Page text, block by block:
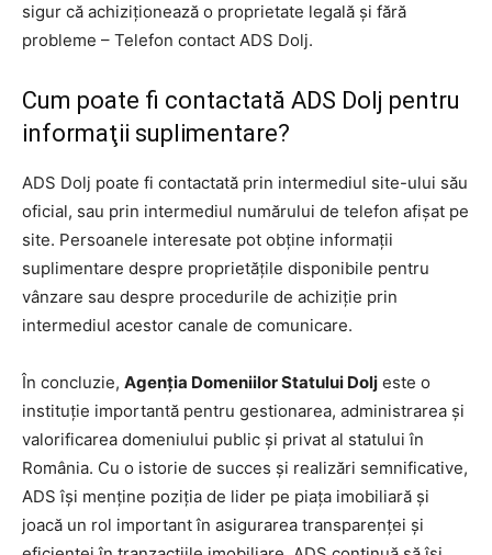
sigur că achiziţionează o proprietate legală şi fără
probleme – Telefon contact ADS Dolj.
Cum poate fi contactată ADS Dolj pentru
informaţii suplimentare?
ADS Dolj poate fi contactată prin intermediul site-ului său
oficial, sau prin intermediul numărului de telefon afişat pe
site. Persoanele interesate pot obţine informaţii
suplimentare despre proprietăţile disponibile pentru
vânzare sau despre procedurile de achiziţie prin
intermediul acestor canale de comunicare.
În concluzie, Agenţia Domeniilor Statului Dolj este o
instituţie importantă pentru gestionarea, administrarea şi
valorificarea domeniului public şi privat al statului în
România. Cu o istorie de succes şi realizări semnificative,
ADS îşi menţine poziţia de lider pe piaţa imobiliară şi
joacă un rol important în asigurarea transparenţei şi